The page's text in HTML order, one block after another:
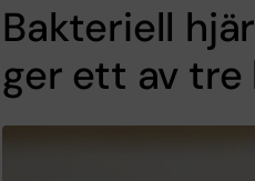
Bakteriell
ger ett av